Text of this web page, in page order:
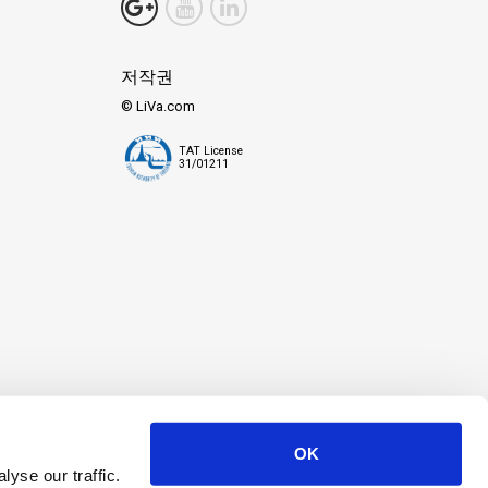
our traffic.
OK
저작권
© LiVa.com
TAT License
31/01211